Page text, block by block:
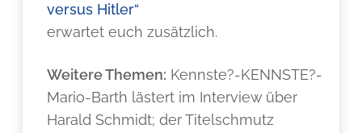
versus Hitler“
erwartet euch zusätzlich.
Weitere Themen: Kennste?-KENNSTE?-
Mario-Barth lästert im Interview über
Harald Schmidt; der Titelschmutz